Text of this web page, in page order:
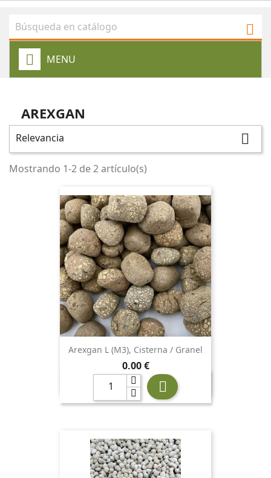

MENU
AREXGAN
Relevancia 
Mostrando 1-2 de 2 artículo(s)
Arexgan L (m3), Cisterna / Granel
Precio
0,00 €
